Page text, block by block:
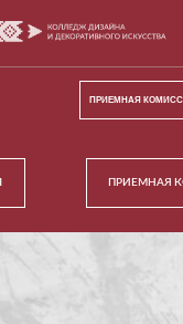
ПРИЕМНАЯ
ПРИЕМНАЯ